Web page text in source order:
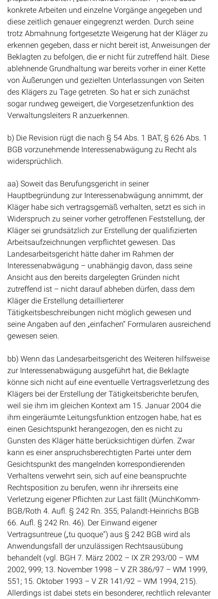
konkrete Arbeiten und einzelne Vorgänge angegeben und
diese zeitlich genauer eingegrenzt werden. Durch seine
trotz Abmahnung fortgesetzte Weigerung hat der Kläger zu
erkennen gegeben, dass er nicht bereit ist, Anweisungen der
Beklagten zu befolgen, die er nicht für zutreffend hält. Diese
ablehnende Grundhaltung war bereits vorher in einer Kette
von Äußerungen und gezielten Unterlassungen von Seiten
des Klägers zu Tage getreten. So hat er sich zunächst
sogar rundweg geweigert, die Vorgesetzenfunktion des
Verwaltungsleiters R anzuerkennen.
b) Die Revision rügt die nach § 54 Abs. 1 BAT, § 626 Abs. 1
BGB vorzunehmende Interessenabwägung zu Recht als
widersprüchlich.
aa) Soweit das Berufungsgericht in seiner
Hauptbegründung zur Interessenabwägung annimmt, der
Kläger habe sich vertragsgemäß verhalten, setzt es sich in
Widerspruch zu seiner vorher getroffenen Feststellung, der
Kläger sei grundsätzlich zur Erstellung der qualifizierten
Arbeitsaufzeichnungen verpflichtet gewesen. Das
Landesarbeitsgericht hätte daher im Rahmen der
Interessenabwägung – unabhängig davon, dass seine
Ansicht aus den bereits dargelegten Gründen nicht
zutreffend ist – nicht darauf abheben dürfen, dass dem
Kläger die Erstellung detaillierterer
Tätigkeitsbeschreibungen nicht möglich gewesen und
seine Angaben auf den „einfachen“ Formularen ausreichend
gewesen seien.
bb) Wenn das Landesarbeitsgericht des Weiteren hilfsweise
zur Interessenabwägung ausgeführt hat, die Beklagte
könne sich nicht auf eine eventuelle Vertragsverletzung des
Klägers bei der Erstellung der Tätigkeitsberichte berufen,
weil sie ihm im gleichen Kontext am 15. Januar 2004 die
ihm eingeräumte Leitungsfunktion entzogen habe, hat es
einen Gesichtspunkt herangezogen, den es nicht zu
Gunsten des Kläger hätte berücksichtigen dürfen. Zwar
kann es einer anspruchsberechtigten Partei unter dem
Gesichtspunkt des mangelnden korrespondierenden
Verhaltens verwehrt sein, sich auf eine beanspruchte
Rechtsposition zu berufen, wenn ihr ihrerseits eine
Verletzung eigener Pflichten zur Last fällt (MünchKomm-
BGB/Roth 4. Aufl. § 242 Rn. 355; Palandt-Heinrichs BGB
66. Aufl. § 242 Rn. 46). Der Einwand eigener
Vertragsuntreue („tu quoque“) aus § 242 BGB wird als
Anwendungsfall der unzulässigen Rechtsausübung
behandelt (vgl. BGH 7. März 2002 – IX ZR 293/00 – WM
2002, 999; 13. November 1998 – V ZR 386/97 – WM 1999,
551; 15. Oktober 1993 – V ZR 141/92 – WM 1994, 215).
Allerdings ist dabei stets ein besonderer, rechtlich relevanter